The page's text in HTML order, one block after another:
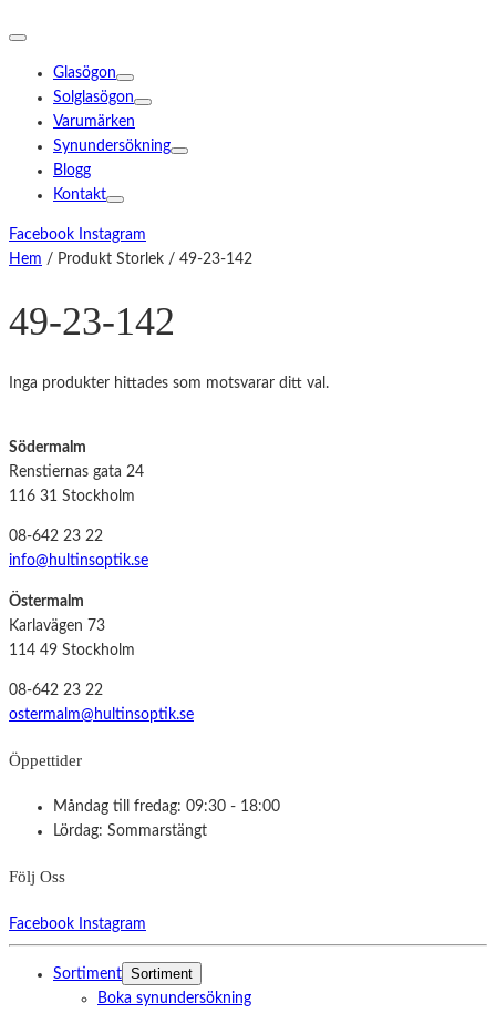
Glasögon
Solglasögon
Varumärken
Synundersökning
Blogg
Kontakt
Facebook
Instagram
Hem / Produkt Storlek / 49-23-142
49-23-142
Inga produkter hittades som motsvarar ditt val.
Södermalm
Renstiernas gata 24
116 31 Stockholm
08-642 23 22
info@hultinsoptik.se
Östermalm
Karlavägen 73
114 49 Stockholm
08-642 23 22
ostermalm@hultinsoptik.se
Öppettider
Måndag till fredag: 09:30 - 18:00
Lördag: Sommarstängt
Följ Oss
Facebook Instagram
Sortiment Sortiment
Boka synundersökning